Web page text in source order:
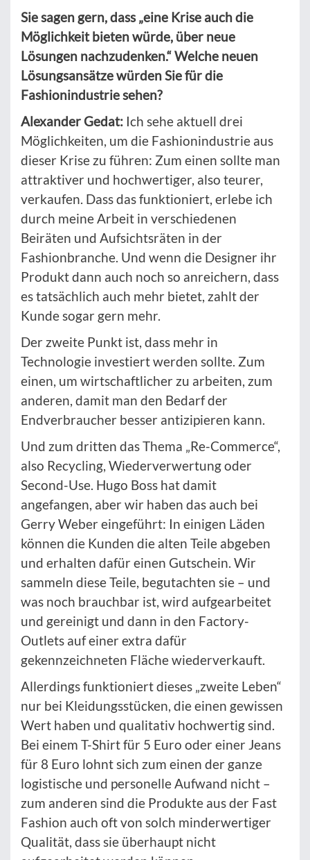
Sie sagen gern, dass „eine Krise auch die
Möglichkeit bieten würde, über neue
Lösungen nachzudenken.“ Welche neuen
Lösungsansätze würden Sie für die
Fashionindustrie sehen?
Alexander Gedat: Ich sehe aktuell drei
Möglichkeiten, um die Fashionindustrie aus
dieser Krise zu führen: Zum einen sollte man
attraktiver und hochwertiger, also teurer,
verkaufen. Dass das funktioniert, erlebe ich
durch meine Arbeit in verschiedenen
Beiräten und Aufsichtsräten in der
Fashionbranche. Und wenn die Designer ihr
Produkt dann auch noch so anreichern, dass
es tatsächlich auch mehr bietet, zahlt der
Kunde sogar gern mehr.
Der zweite Punkt ist, dass mehr in
Technologie investiert werden sollte. Zum
einen, um wirtschaftlicher zu arbeiten, zum
anderen, damit man den Bedarf der
Endverbraucher besser antizipieren kann.
Und zum dritten das Thema „Re-Commerce“,
also Recycling, Wiederverwertung oder
Second-Use. Hugo Boss hat damit
angefangen, aber wir haben das auch bei
Gerry Weber eingeführt: In einigen Läden
können die Kunden die alten Teile abgeben
und erhalten dafür einen Gutschein. Wir
sammeln diese Teile, begutachten sie – und
was noch brauchbar ist, wird aufgearbeitet
und gereinigt und dann in den Factory-
Outlets auf einer extra dafür
gekennzeichneten Fläche wiederverkauft.
Allerdings funktioniert dieses „zweite Leben“
nur bei Kleidungsstücken, die einen gewissen
Wert haben und qualitativ hochwertig sind.
Bei einem T-Shirt für 5 Euro oder einer Jeans
für 8 Euro lohnt sich zum einen der ganze
logistische und personelle Aufwand nicht –
zum anderen sind die Produkte aus der Fast
Fashion auch oft von solch minderwertiger
Qualität, dass sie überhaupt nicht